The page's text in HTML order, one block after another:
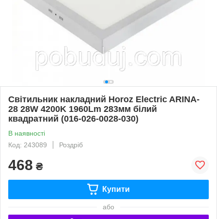
Світильник накладний Horoz Electric ARINA-
28 28W 4200K 1960Lm 283мм білий
квадратний (016-026-0028-030)
В наявності
Код: 243089
Роздріб
468 ₴
Купити
або